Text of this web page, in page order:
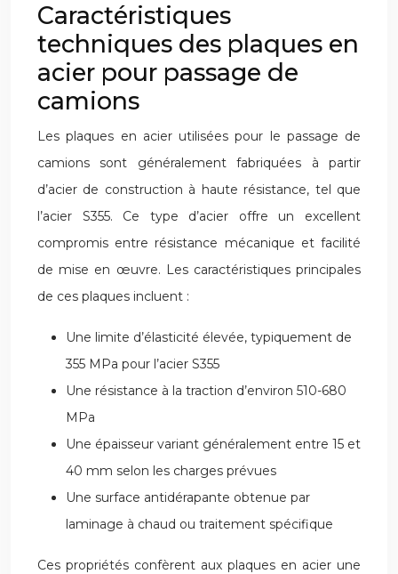
Caractéristiques
techniques des plaques en
acier pour passage de
camions
Les plaques en acier utilisées pour le passage de
camions sont généralement fabriquées à partir
d’acier de construction à haute résistance, tel que
l’acier S355. Ce type d’acier offre un excellent
compromis entre résistance mécanique et facilité
de mise en œuvre. Les caractéristiques principales
de ces plaques incluent :
Une limite d’élasticité élevée, typiquement de
355 MPa pour l’acier S355
Une résistance à la traction d’environ 510-680
MPa
Une épaisseur variant généralement entre 15 et
40 mm selon les charges prévues
Une surface antidérapante obtenue par
laminage à chaud ou traitement spécifique
Ces propriétés confèrent aux plaques en acier une